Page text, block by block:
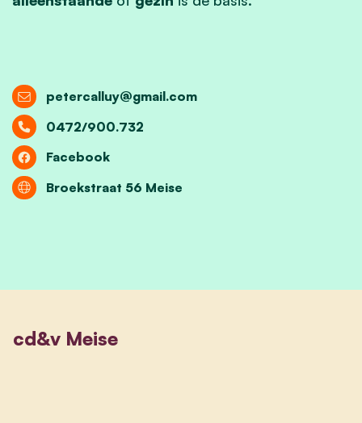
petercalluy@gmail.com
0472/900.732
Facebook
Broekstraat 56 Meise
cd&v Meise